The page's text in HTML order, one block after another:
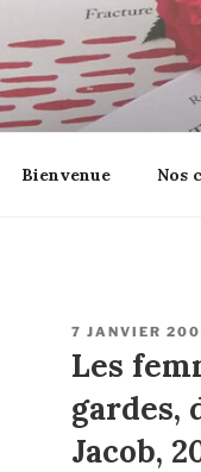
Tout livre
Bienvenue Nos
PUBLIÉ
7 JANVIER
Les
gardes,
Jacob,